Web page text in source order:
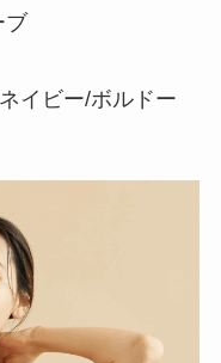
イビー/ボルドー